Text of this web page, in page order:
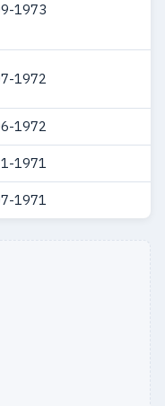
1973
1972
1972
1971
1971